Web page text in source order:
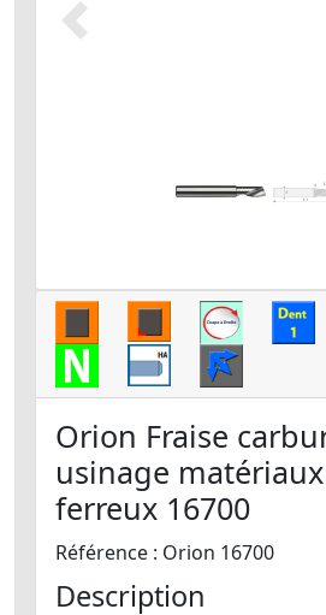
Précédent
Orion Fraise
usinage
ferreux 16700
Référence : Orion 16700
Description